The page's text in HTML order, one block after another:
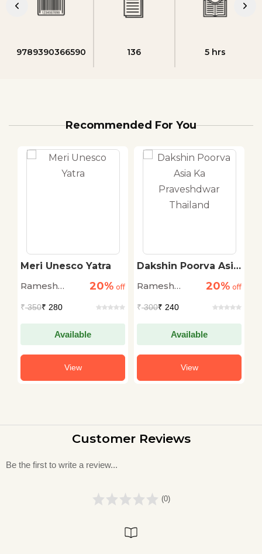
9789390366590 136 5 hrs
Recommended For You
Meri Unesco Yatra
Ramesh
20% off
₹350₹ 280
Available
View
Dakshin Poorva Asia
Thailand
Ramesh
20% off
₹300₹ 240
Available
View
Customer Reviews
Be the first to write a review...
(0)